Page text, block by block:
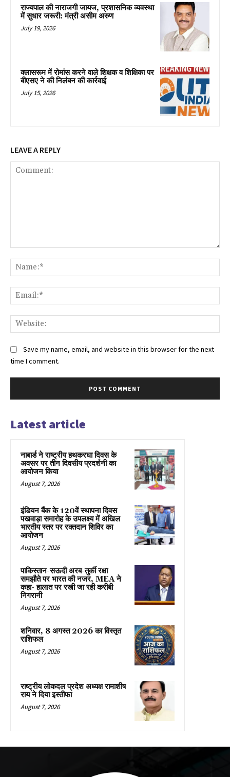
राज्यपाल की नाराजगी जायज, प्रशासनिक व्यवस्था
में सुधार जरूरी: मंत्री असीम अरुण
July 19, 2026
क्लासरूम में रोमांस करने वाले शिक्षक व शिक्षिका पर
बीएसए ने की निलंबन की कार्रवाई
July 15, 2026
LEAVE A REPLY
Save my name, email, and website in this browser for the next
time I comment.
Latest article
नाबार्ड ने राष्ट्रीय हथकरघा दिवस के
अवसर पर तीन दिवसीय प्रदर्शनी का
आयोजन किया
August 7, 2026
इंडियन बैंक के 120वें स्थापना दिवस
पखवाड़ा समारोह के उपलक्ष्य में अखिल
भारतीय स्तर पर रक्तदान शिविर का
आयोजन
August 7, 2026
पाकिस्तान-सऊदी अरब-तुर्की रक्षा
समझौते पर भारत की नजर, MEA ने
कहा- हालात पर रखी जा रही करीबी
निगरानी
August 7, 2026
शनिवार, 8 अगस्त 2026 का विस्तृत
राशिफल
August 7, 2026
राष्ट्रीय लोकदल प्रदेश अध्यक्ष रामाशीष
राय ने दिया इस्तीफा
August 7, 2026